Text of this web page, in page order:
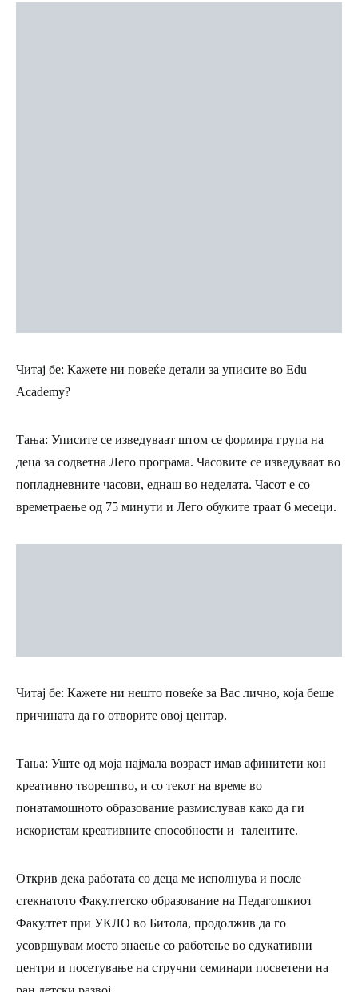
Читај бе: Кажете ни повеќе детали за уписите во Edu
Academy?
Тања: Уписите се изведуваат штом се формира група на
деца за содветна Лего програма. Часовите се изведуваат во
попладневните часови, еднаш во неделата. Часот е со
времетраење од 75 минути и Лего обуките траат 6 месеци.
Читај бе: Кажете ни нешто повеќе за Вас лично, која беше
причината да го отворите овој центар.
Тања: Уште од моја најмала возраст имав афинитети кон
креативно творештво, и со текот на време во
понатамошното образование размислував како да ги
искористам креативните способности и талентите.
Открив дека работата со деца ме исполнува и после
стекнатото Факултетско образование на Педагошкиот
Факултет при УКЛО во Битола, продолжив да го
усовршувам моето знаење со работење во едукативни
центри и посетување на стручни семинари посветени на